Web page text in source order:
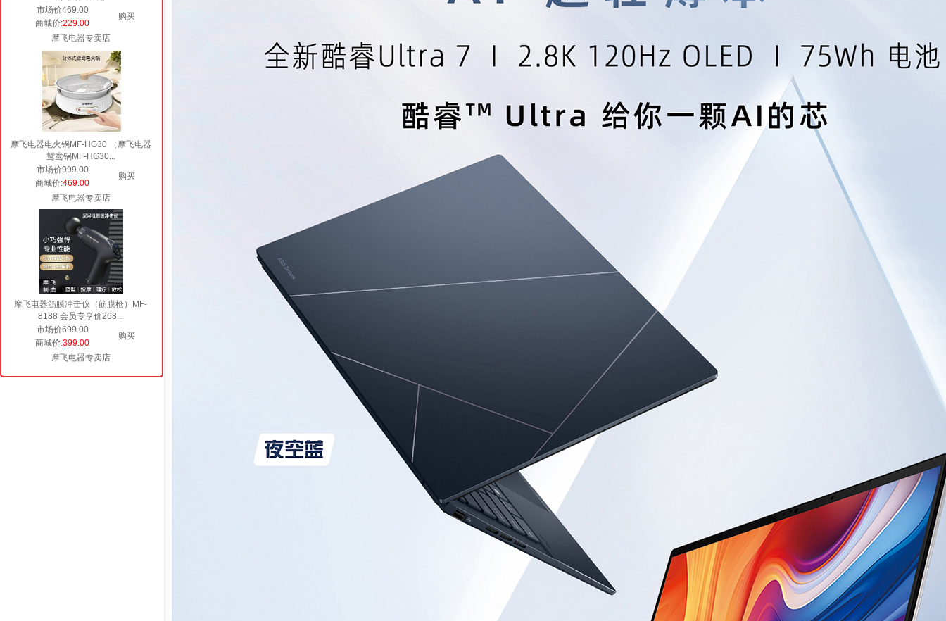
市场价469.00
购买
商城价:229.00
摩飞电器专卖店
摩飞电器电火锅MF-HG30 （摩飞电器
鸳鸯锅MF-HG30...
市场价999.00
购买
商城价:469.00
摩飞电器专卖店
摩飞电器筋膜冲击仪（筋膜枪）MF-
8188 会员专享价268...
市场价699.00
购买
商城价:399.00
摩飞电器专卖店